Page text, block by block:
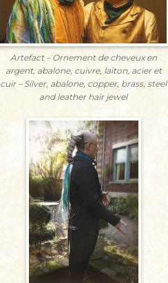
Artefact – Ornement de cheveux en
argent, abalone, cuivre, laiton, acier et
cuir – Silver, abalone, copper, brass, steel
and leather hair jewel